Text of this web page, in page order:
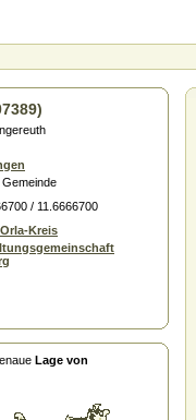
/ 11.6666700
Kreis
Lage von